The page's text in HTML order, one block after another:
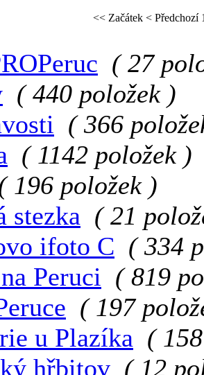
<< Začátek < Předchozí
( 27
( 440 položek )
( 366
( 1142 položek )
196 položek )
stezka ( 21
ifoto C ( 334
Peruci ( 819
( 197
u Plazíka (
hřbitov ( 12